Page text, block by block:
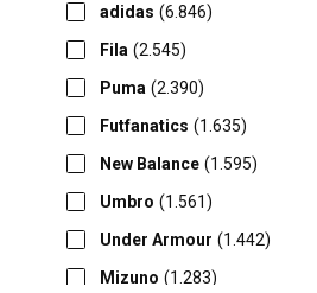
adidas (6.846)
Fila (2.545)
Puma (2.390)
Futfanatics (1.635)
New Balance (1.595)
Umbro (1.561)
Under Armour (1.442)
Mizuno (1.283)